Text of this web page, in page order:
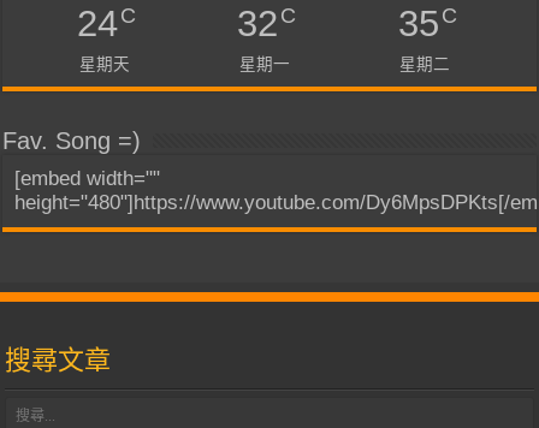
24C
星期天
32C
星期一
35C
星期二
Fav. Song =)
[embed width=""
height="480"]https://www.youtube.com/Dy6MpsDPKts[/
搜尋文章